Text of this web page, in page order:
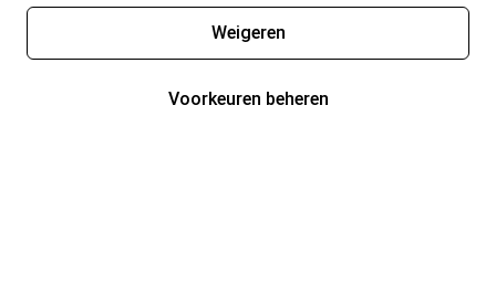
Weigeren
Voorkeuren beheren